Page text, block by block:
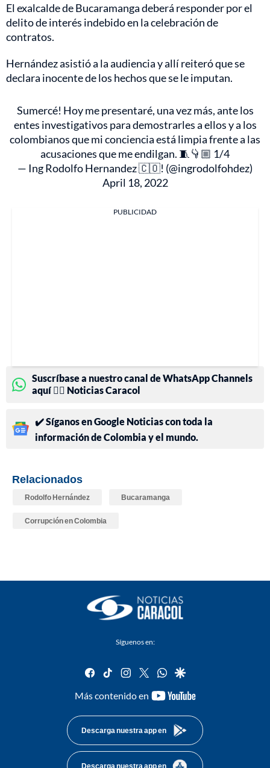
El exalcalde de Bucaramanga deberá responder por el
delito de interés indebido en la celebración de
contratos.
Hernández asistió a la audiencia y allí reiteró que se
declara inocente de los hechos que se le imputan.
Sumercé! Hoy me presentaré, una vez más, ante los
entes investigativos para demostrarles a ellos y a los
colombianos que mi conciencia está limpia frente a las
acusaciones que me endilgan. 🧵👇🏼 1/4
— Ing Rodolfo Hernandez 🇨🇴! (@ingrodolfohdez)
April 18, 2022
PUBLICIDAD
Suscríbase a nuestro canal de WhatsApp Channels
aquí 👉🏻 Noticias Caracol
✔️ Síganos en Google Noticias con toda la
información de Colombia y el mundo.
Relacionados
Rodolfo Hernández Bucaramanga
Corrupción en Colombia
Síguenos en:
facebook
tiktok instagram
twitterwhatsapp
google
Más contenido en
youtube-
Descarga nuestra app en
Descarga nuestra app en